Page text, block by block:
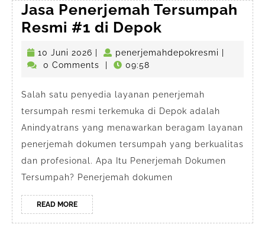
Jasa Penerjemah Tersumpah
Resmi #1 di Depok
Penerjemah
Tersumpah
#1
di
Depok
10 Juni 2026 10
Juni
penerjemahdepokresmi
0 Comments
09:58
Salah satu penyedia layanan penerjemah
tersumpah resmi terkemuka di Depok adalah
Anindyatrans yang menawarkan beragam layanan
penerjemah dokumen tersumpah yang berkualitas
dan profesional. Apa Itu Penerjemah Dokumen
Tersumpah? Penerjemah dokumen
READ MOREREAD
MORE